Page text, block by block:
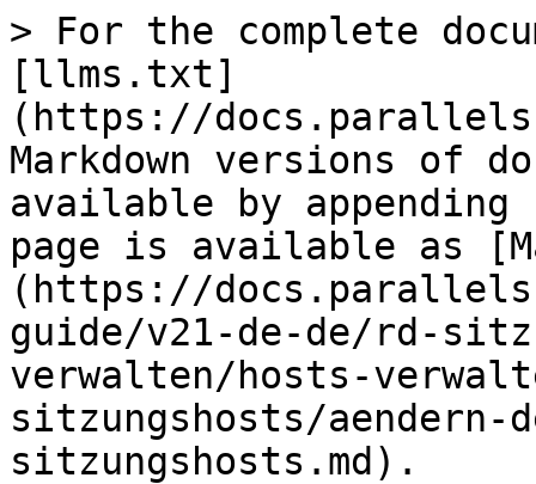
> For the complete
[llms.txt]
(https://
Markdown versions of
available by
page is available as
(https://
guide/v21-de-de/rd-
verwalten/hosts-
sitzungshosts/
sitzungshosts.md).